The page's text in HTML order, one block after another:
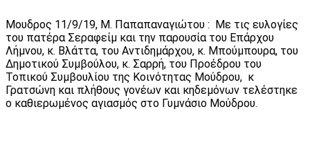
Μουδρος 11/9/19, Μ. Παπαπαναγιώτου : Με τις ευλογίες
του πατέρα Σεραφείμ και την παρουσία του Επάρχου
Λήμνου, κ. Βλάττα, του Αντιδημάρχου, κ. Μπούμπουρα, του
Δημοτικού Συμβούλου, κ. Σαρρή, του Προέδρου του
Τοπικού Συμβουλίου της Κοινότητας Μούδρου, κ
Γρατσώνη και πλήθους γονέων και κηδεμόνων τελέστηκε
ο καθιερωμένος αγιασμός στο Γυμνάσιο Μούδρου.